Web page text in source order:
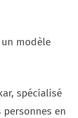
un modèle
spécialisé
personnes en